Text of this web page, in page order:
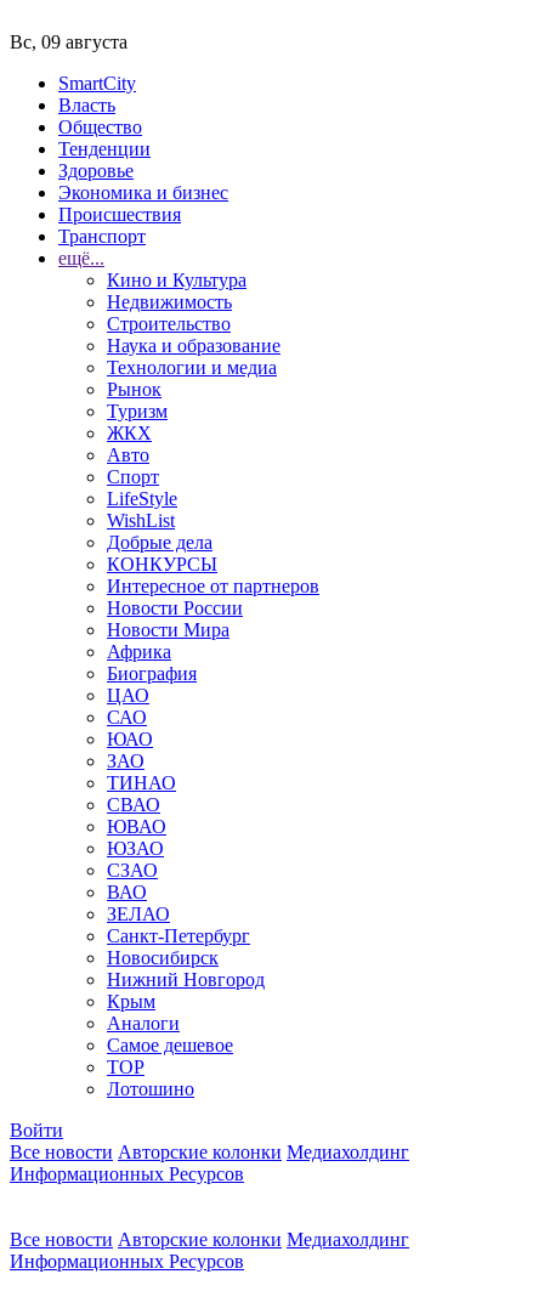
Вс, 09 августа
SmartCity
Власть
Общество
Тенденции
Здоровье
Экономика и бизнес
Происшествия
Транспорт
ещё...
Кино и Культура
Недвижимость
Строительство
Наука и образование
Технологии и медиа
Рынок
Туризм
ЖКХ
Авто
Спорт
LifeStyle
WishList
Добрые дела
КОНКУРСЫ
Интересное от партнеров
Новости России
Новости Мира
Африка
Биография
ЦАО
САО
ЮАО
ЗАО
ТИНАО
СВАО
ЮВАО
ЮЗАО
СЗАО
ВАО
ЗЕЛАО
Санкт-Петербург
Новосибирск
Нижний Новгород
Крым
Аналоги
Самое дешевое
TOP
Лотошино
Войти
Все новости Авторские колонки Медиахолдинг
Информационных Ресурсов
Все новости Авторские колонки Медиахолдинг
Информационных Ресурсов